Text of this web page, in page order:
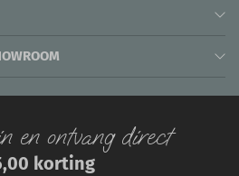
ontvang direct
korting